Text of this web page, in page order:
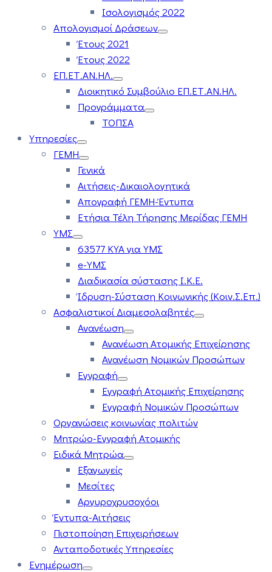
Ισολογισμός 2022
Απολογισμοί Δράσεων
Έτους 2021
Έτους 2022
ΕΠ.ΕΤ.ΑΝ.ΗΛ.
Διοικητικό Συμβούλιο ΕΠ.ΕΤ.ΑΝ.ΗΛ.
Προγράμματα
ΤΟΠΣΑ
Υπηρεσίες
ΓΕΜΗ
Γενικά
Αιτήσεις-Δικαιολογητικά
Απογραφή ΓΕΜΗ-Έντυπα
Ετήσια Τέλη Τήρησης Μερίδας ΓΕΜΗ
ΥΜΣ
63577 ΚΥΑ για ΥΜΣ
e-ΥΜΣ
Διαδικασία σύστασης Ι.Κ.Ε.
Ίδρυση-Σύσταση Κοινωνικής (Κοιν.Σ.Επ.)
Ασφαλιστικοί Διαμεσολαβητές
Ανανέωση
Ανανέωση Ατομικής Επιχείρησης
Ανανέωση Νομικών Προσώπων
Εγγραφή
Εγγραφή Ατομικής Επιχείρησης
Εγγραφή Νομικών Προσώπων
Οργανώσεις κοινωνίας πολιτών
Μητρώο-Εγγραφή Ατομικής
Ειδικά Μητρώα
Εξαγωγείς
Μεσίτες
Αργυροχρυσοχόοι
Έντυπα-Αιτήσεις
Πιστοποίηση Επιχειρήσεων
Ανταποδοτικές Υπηρεσίες
Ενημέρωση